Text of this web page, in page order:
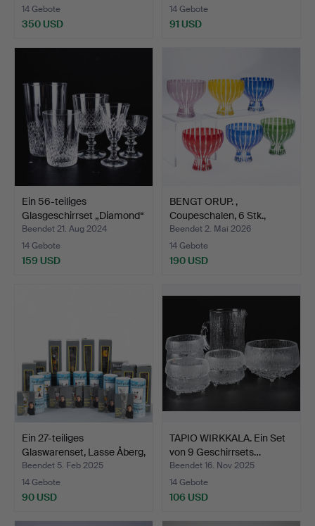
14 Gebote
350 USD
14 Gebote
91 USD
Ein 56-teiliges
Glasgeschirrset „Diamond“
…
Beendet 21. Aug 2024
14 Gebote
159 USD
BENGT ORUP. ,
Coupeschalen, 6 Stk.,
"Strik…
Beendet 2. Mai 2026
14 Gebote
190 USD
Ein 27-teiliges
Glaswarenset, Lasse Åberg,
…
Beendet 5. Feb 2025
14 Gebote
90 USD
TAPIO WIRKKALA. Ein Set
von 9 Geschirrsets…
Beendet 16. Nov 2025
14 Gebote
106 USD